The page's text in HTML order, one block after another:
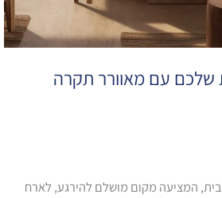
עם מאוורר תקרה
המציעה מקום מושלם להירגע, לארח